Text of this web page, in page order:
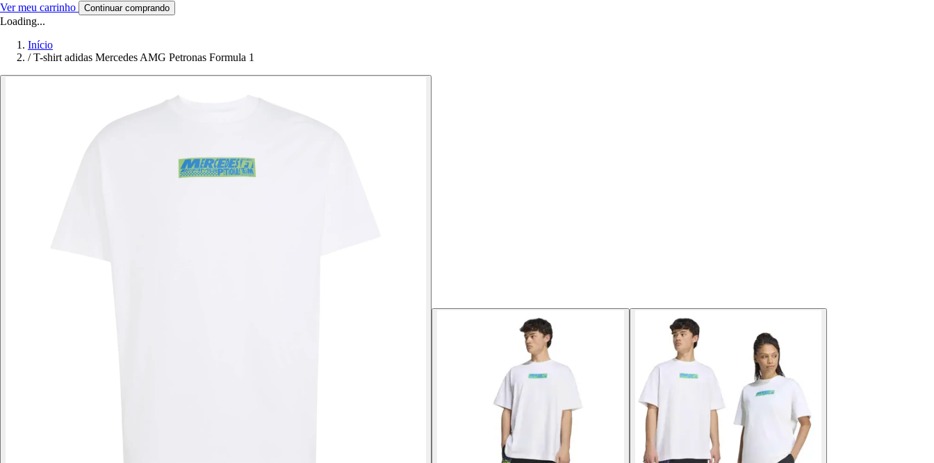
Ver meu carrinho Continuar comprando
Loading...
Início
/ T-shirt adidas Mercedes AMG Petronas Formula 1